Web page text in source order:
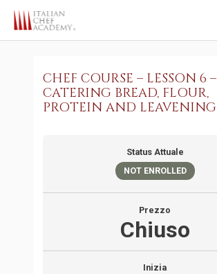
CHEF COURSE – LESSON 6 –
CATERING BREAD, FLOUR,
PROTEIN AND LEAVENING
Status Attuale
NOT ENROLLED
Prezzo
Chiuso
Inizia